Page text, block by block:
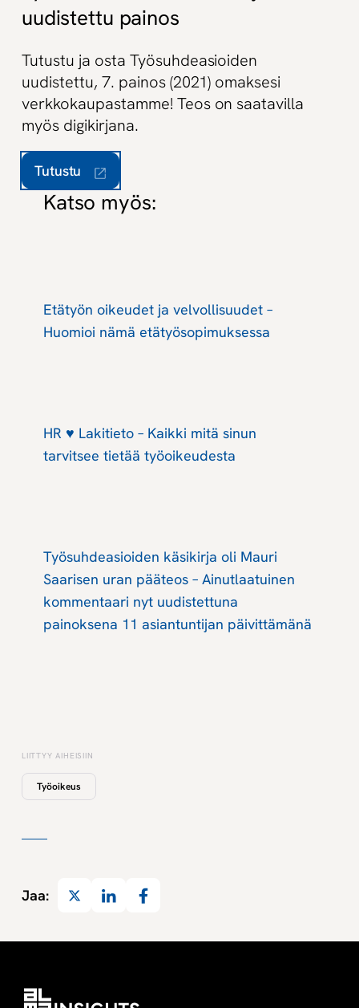
uudistettu painos
Tutustu ja osta Työsuhdeasioiden
uudistettu, 7. painos (2021) omaksesi
verkkokaupastamme! Teos on saatavilla
myös digikirjana.
Tutustu
Katso myös:
Etätyön oikeudet ja velvollisuudet –
Huomioi nämä etätyösopimuksessa
HR ♥ Lakitieto – Kaikki mitä sinun
tarvitsee tietää työoikeudesta
Työsuhdeasioiden käsikirja oli Mauri
Saarisen uran pääteos – Ainutlaatuinen
kommentaari nyt uudistettuna
painoksena 11 asiantuntijan päivittämänä
LIITTYY AIHEISIIN
Työoikeus
Jaa: Twitter LinkedIn